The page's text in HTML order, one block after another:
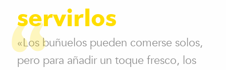
servirlos
«Los buñuelos pueden comerse solos,
pero para añadir un toque fresco, los